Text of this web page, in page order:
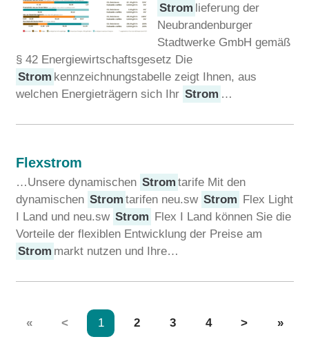
Strom lieferung der
Neubrandenburger
Stadtwerke GmbH gemäß
§ 42 Energiewirtschaftsgesetz Die
Strom kennzeichnungstabelle zeigt Ihnen, aus
welchen Energieträgern sich Ihr Strom …
Flexstrom
…Unsere dynamischen Strom tarife Mit den
dynamischen Strom tarifen neu.sw Strom Flex Light
I Land und neu.sw Strom Flex I Land können Sie die
Vorteile der flexiblen Entwicklung der Preise am
Strom markt nutzen und Ihre…
« < 1 2 3 4 > »